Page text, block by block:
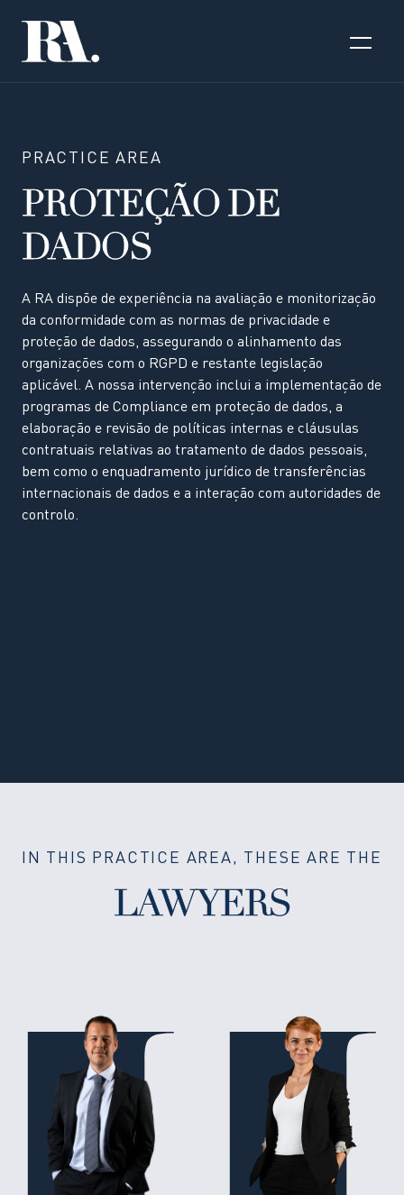
PRACTICE AREA
PROTEÇÃO DE
DADOS
A RA dispõe de experiência na avaliação e monitorização
da conformidade com as normas de privacidade e
proteção de dados, assegurando o alinhamento das
organizações com o RGPD e restante legislação
aplicável. A nossa intervenção inclui a implementação de
programas de Compliance em proteção de dados, a
elaboração e revisão de políticas internas e cláusulas
contratuais relativas ao tratamento de dados pessoais,
bem como o enquadramento jurídico de transferências
internacionais de dados e a interação com autoridades de
controlo.
IN THIS PRACTICE AREA, THESE ARE THE
LAWYERS